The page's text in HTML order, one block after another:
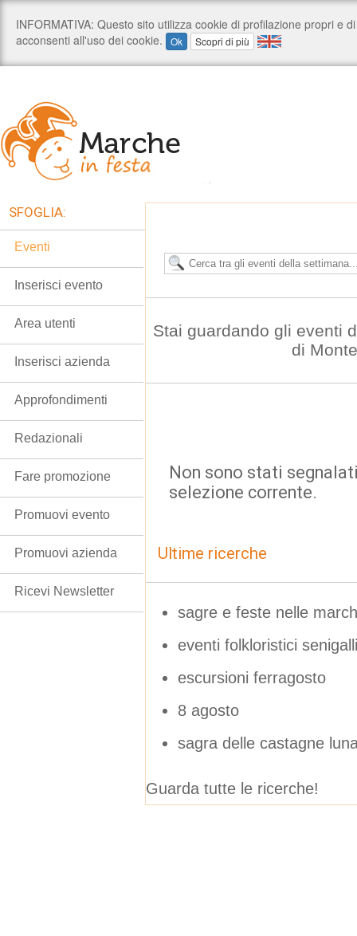
Stai guardando gli eventi
di
Non sono stati
selezione corrente.
Ultime ricerche
sagre e feste nelle
eventi folkloristici
escursioni ferragosto
8 agosto
sagra delle castagne
Guarda tutte le ricerche!
SFOGLIA:
Eventi
Inserisci evento
Area utenti
Inserisci azienda
Approfondimenti
Redazionali
Fare promozione
Promuovi evento
Promuovi azienda
Ricevi Newsletter